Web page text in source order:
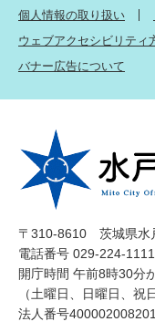
個人情報の取り扱い
ウェブアクセシビリティ
バナー広告について
〒310-8610 茨城県水
電話番号 029-224-1111
開庁時間 午前8時30分
（土曜日、日曜日、祝
法人番号